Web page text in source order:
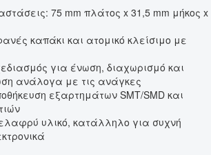
75 mm πλάτος x 31,5 mm μήκος x
καπάκι και ατομικό κλείσιμο με
για ένωση, διαχωρισμό και
ανάλογα με τις ανάγκες
εξαρτημάτων SMT/SMD και
ελαφρύ υλικό, κατάλληλο για συχνή